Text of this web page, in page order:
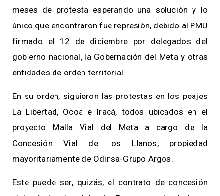
meses de protesta esperando una solución y lo
único que encontraron fue represión, debido al PMU
firmado el 12 de diciembre por delegados del
gobierno nacional, la Gobernación del Meta y otras
entidades de orden territorial.
En su orden, siguieron las protestas en los peajes
La Libertad, Ocoa e Iracá, todos ubicados en el
proyecto Malla Vial del Meta a cargo de la
Concesión Vial de los Llanos, propiedad
mayoritariamente de Odinsa-Grupo Argos.
Este puede ser, quizás, el contrato de concesión